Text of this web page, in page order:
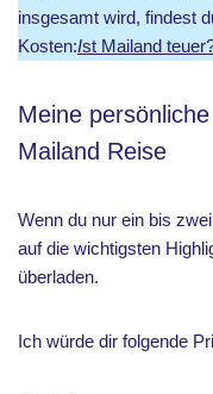
insgesamt wird, findest
Kosten:Ist Mailand
Meine
Mailand Reise
Wenn du nur ein bis
auf die wichtigsten
überladen.
Ich würde dir folgende